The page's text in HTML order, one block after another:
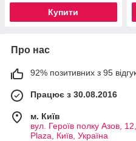
Купити
Про нас
92% позитивних з 95
Працює з 30.08.2016
м. Київ
вул. Героїв полку Азов,
Plaza, Київ, Україна